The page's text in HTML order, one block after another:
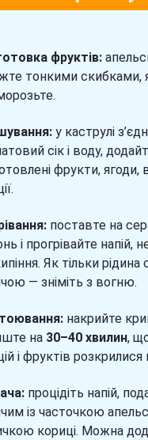
фруктів:
тонкими скибками,
у каструлі
сік і воду,
фрукти, ягоди,
поставте на
і прогрівайте напій,
Як тільки рідина
— зніміть з вогню.
накрийте
на 30–40 хвилин,
і фруктів
процідіть напій,
із часточкою
кориці. Можна